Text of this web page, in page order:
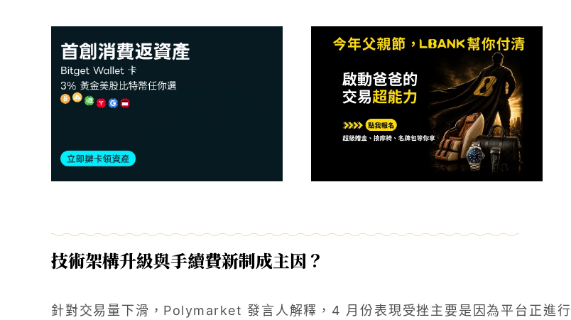
技術架構升級與手續費新制成主因？
針對交易量下滑，Polymarket 發言人解釋，4 月份表現受挫主要是因為平台正進行